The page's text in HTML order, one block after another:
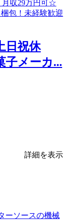
日祝休
子メーカ...
詳細を表示